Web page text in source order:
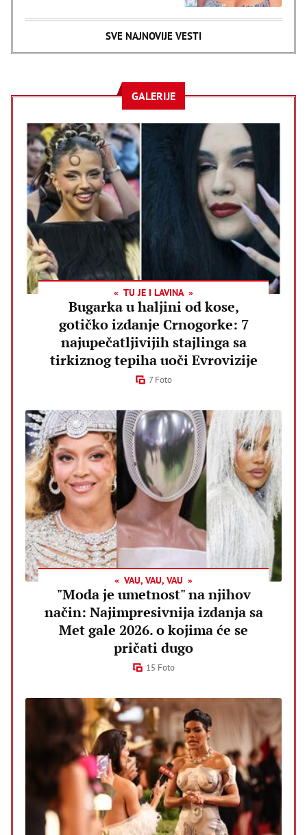
SVE NAJNOVIJE VESTI
GALERIJE
TU JE I LAVINA
Bugarka u haljini od kose,
gotičko izdanje Crnogorke: 7
najupečatljivijih stajlinga sa
tirkiznog tepiha uoči Evrovizije
7 Foto
VAU, VAU, VAU
"Moda je umetnost" na njihov
način: Najimpresivnija izdanja sa
Met gale 2026. o kojima će se
pričati dugo
15 Foto